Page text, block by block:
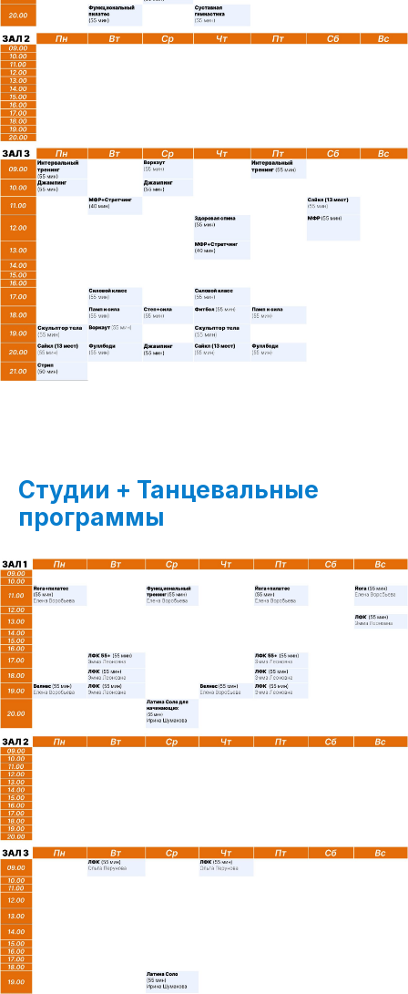
Студии + Танцевальные
программы